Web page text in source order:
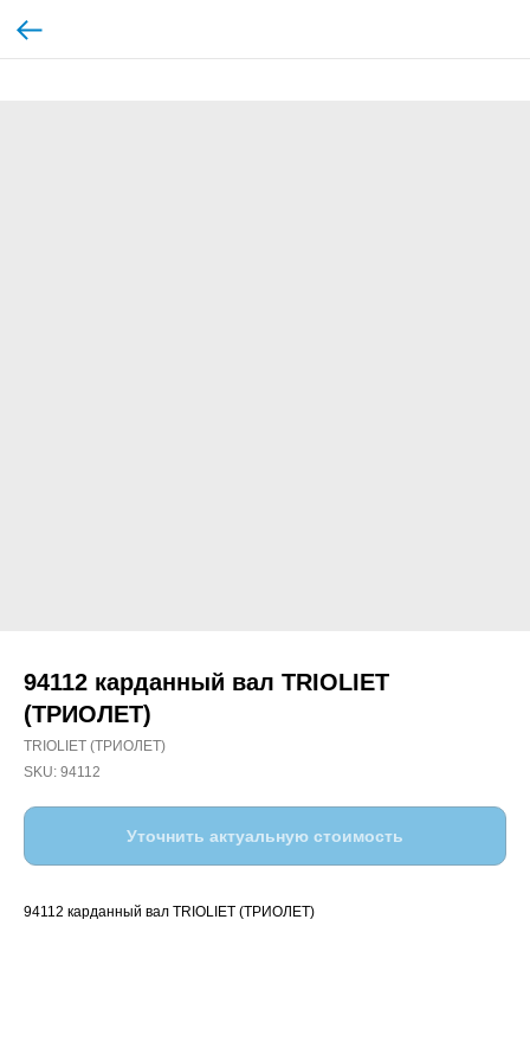
94112 карданный вал TRIOLIET
(ТРИОЛЕТ)
TRIOLIET (ТРИОЛЕТ)
SKU: 94112
Уточнить актуальную стоимость
94112 карданный вал TRIOLIET (ТРИОЛЕТ)